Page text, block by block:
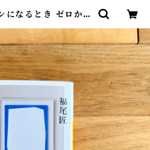
になるとき ゼロから
漁村の本屋 トンガ坂
文庫